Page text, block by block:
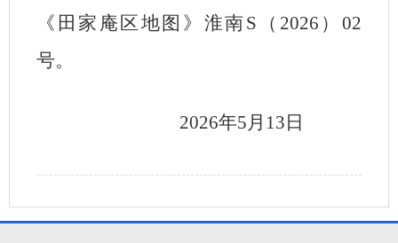
《田家庵区地图》淮南 S（2026）02
号。
2026年5月 13 日